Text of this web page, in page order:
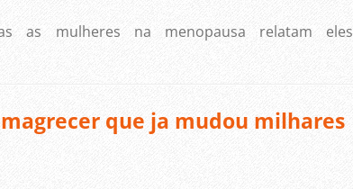
as mulheres na menopausa relatam eles
que ja mudou milhares